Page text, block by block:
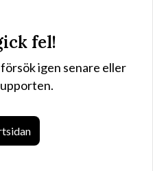
fel!
igen senare eller